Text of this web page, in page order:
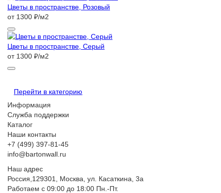
Цветы в пространстве, Розовый
от 1300 ₽/м2
Цветы в пространстве, Серый
от 1300 ₽/м2
Перейти в категорию
Информация
Служба поддержки
Каталог
Наши контакты
+7 (499) 397-81-45
info@bartonwall.ru
Наш адрес
Россия,129301, Москва, ул. Касаткина, 3а
Работаем с 09:00 до 18:00 Пн.-Пт.